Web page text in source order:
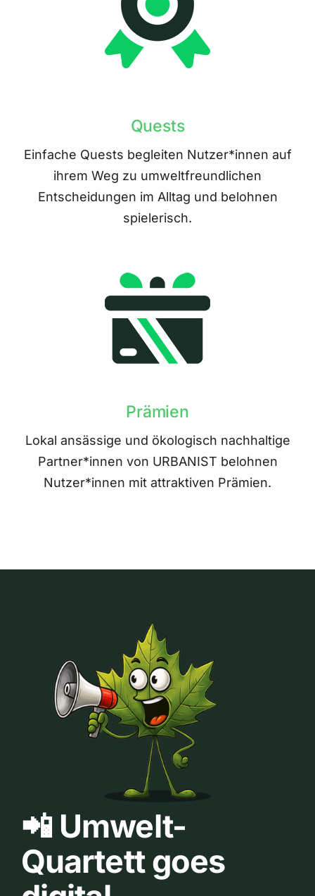
Quests
Einfache Quests begleiten Nutzer*innen auf
ihrem Weg zu umweltfreundlichen
Entscheidungen im Alltag und belohnen
spielerisch.
Prämien
Lokal ansässige und ökologisch nachhaltige
Partner*innen von URBANIST belohnen
Nutzer*innen mit attraktiven Prämien.
📲 Umwelt-
Quartett goes